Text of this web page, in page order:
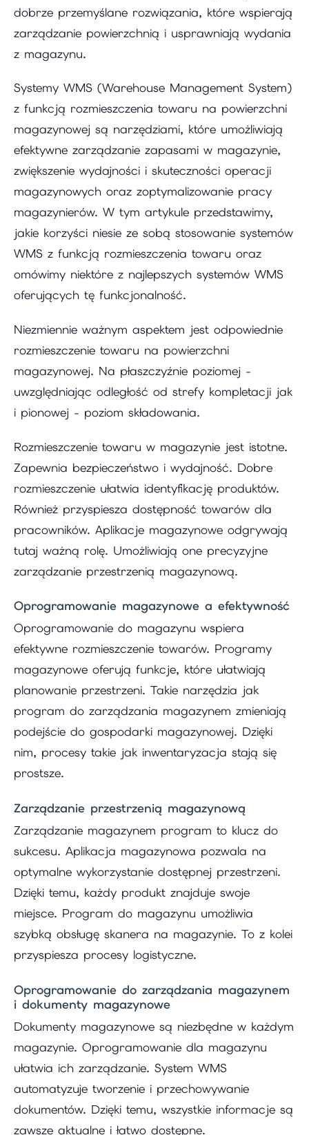
dobrze przemyślane rozwiązania, które wspierają
zarządzanie powierzchnią i usprawniają wydania
z magazynu.
Systemy WMS (Warehouse Management System)
z funkcją rozmieszczenia towaru na powierzchni
magazynowej są narzędziami, które umożliwiają
efektywne zarządzanie zapasami w magazynie,
zwiększenie wydajności i skuteczności operacji
magazynowych oraz zoptymalizowanie pracy
magazynierów. W tym artykule przedstawimy,
jakie korzyści niesie ze sobą stosowanie systemów
WMS z funkcją rozmieszczenia towaru oraz
omówimy niektóre z najlepszych systemów WMS
oferujących tę funkcjonalność.
Niezmiennie ważnym aspektem jest odpowiednie
rozmieszczenie towaru na powierzchni
magazynowej. Na płaszczyźnie poziomej -
uwzględniając odległość od strefy kompletacji jak
i pionowej - poziom składowania.
Rozmieszczenie towaru w magazynie jest istotne.
Zapewnia bezpieczeństwo i wydajność. Dobre
rozmieszczenie ułatwia identyfikację produktów.
Również przyspiesza dostępność towarów dla
pracowników. Aplikacje magazynowe odgrywają
tutaj ważną rolę. Umożliwiają one precyzyjne
zarządzanie przestrzenią magazynową.
Oprogramowanie magazynowe a efektywność
Oprogramowanie do magazynu wspiera
efektywne rozmieszczenie towarów. Programy
magazynowe oferują funkcje, które ułatwiają
planowanie przestrzeni. Takie narzędzia jak
program do zarządzania magazynem zmieniają
podejście do gospodarki magazynowej. Dzięki
nim, procesy takie jak inwentaryzacja stają się
prostsze.
Zarządzanie przestrzenią magazynową
Zarządzanie magazynem program to klucz do
sukcesu. Aplikacja magazynowa pozwala na
optymalne wykorzystanie dostępnej przestrzeni.
Dzięki temu, każdy produkt znajduje swoje
miejsce. Program do magazynu umożliwia
szybką obsługę skanera na magazynie. To z kolei
przyspiesza procesy logistyczne.
Oprogramowanie do zarządzania magazynem
i dokumenty magazynowe
Dokumenty magazynowe są niezbędne w każdym
magazynie. Oprogramowanie dla magazynu
ułatwia ich zarządzanie. System WMS
automatyzuje tworzenie i przechowywanie
dokumentów. Dzięki temu, wszystkie informacje są
zawsze aktualne i łatwo dostępne.